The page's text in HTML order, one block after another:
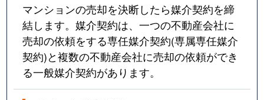
マンションの売却を決断したら媒介契約を締
結します。媒介契約は、一つの不動産会社に
売却の依頼をする専任媒介契約(専属専任媒介
契約)と複数の不動産会社に売却の依頼ができ
る一般媒介契約があります。